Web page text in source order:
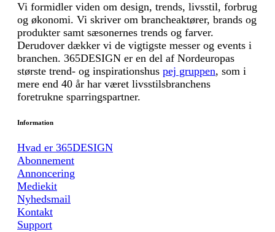
Vi formidler viden om design, trends, livsstil, forbrug
og økonomi. Vi skriver om brancheaktører, brands og
produkter samt sæsonernes trends og farver.
Derudover dækker vi de vigtigste messer og events i
branchen. 365DESIGN er en del af Nordeuropas
største trend- og inspirationshus pej gruppen, som i
mere end 40 år har været livsstilsbranchens
foretrukne sparringspartner.
Information
Hvad er 365DESIGN
Abonnement
Annoncering
Mediekit
Nyhedsmail
Kontakt
Support